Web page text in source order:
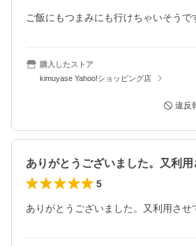
ご飯にもつまみにも行けちゃいそうで
購入したストア
kimuyase Yahoo!ショッピング店
違反
5
ありがとうございました。又利用させ